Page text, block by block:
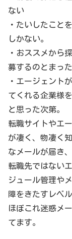
ない
・たいしたこと
しかない。
・おススメから
募するのとまっ
・エージェント
てくれる企業様
と思った次第。
転職サイトやエ
が凄く、物凄く
なメールが届き
転職先ではない
ジュール管理や
障をきたすレベ
ほぼこれ迷惑メ
てます。